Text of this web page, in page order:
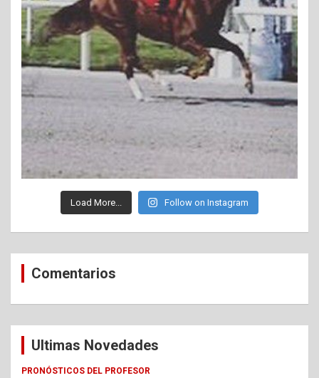
Load More... Follow on Instagram
Comentarios
Ultimas Novedades
PRONÓSTICOS DEL PROFESOR